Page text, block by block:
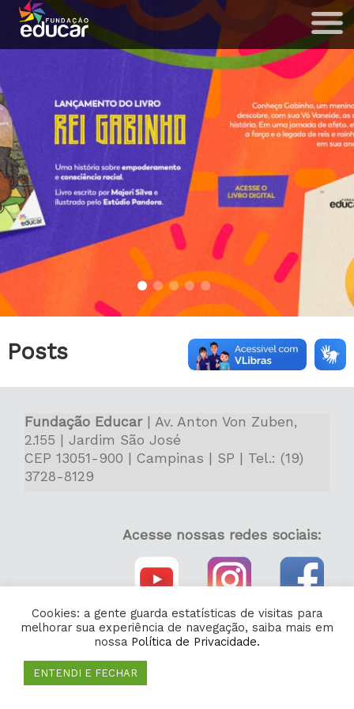
Posts
Fundação Educar| Av. Anton Von Zuben,
2.155 | Jardim São José
CEP 13051-900 | Campinas | SP | Tel.: (19)
3728-8129
Acesse nossas redes sociais:
Cookies: a gente guarda estatísticas de visitas para
melhorar sua experiência de navegação, saiba mais em
nossa Política de Privacidade.
ENTENDI E FECHAR